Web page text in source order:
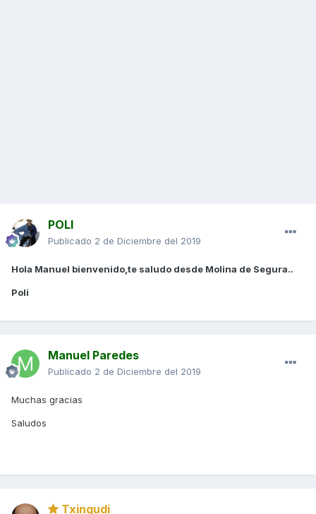
POLI
Publicado 2 de Diciembre del 2019
Hola Manuel bienvenido,te saludo desde Molina de Segura..
Poli
Manuel Paredes
Publicado 2 de Diciembre del 2019
Muchas gracias
Saludos
Txingudi